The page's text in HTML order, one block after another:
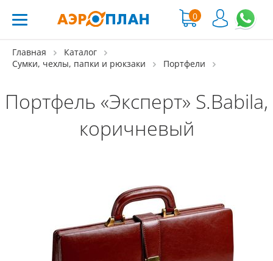
0
Главная
Каталог
Сумки, чехлы, папки и рюкзаки
Портфели
Портфель «Эксперт» S.Babila,
коричневый